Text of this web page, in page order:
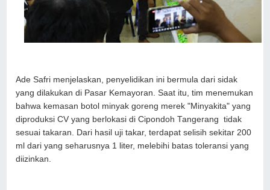
Ade Safri menjelaskan, penyelidikan ini bermula dari sidak
yang dilakukan di Pasar Kemayoran. Saat itu, tim menemukan
bahwa kemasan botol minyak goreng merek "Minyakita" yang
diproduksi CV yang berlokasi di Cipondoh Tangerang tidak
sesuai takaran. Dari hasil uji takar, terdapat selisih sekitar 200
ml dari yang seharusnya 1 liter, melebihi batas toleransi yang
diizinkan.